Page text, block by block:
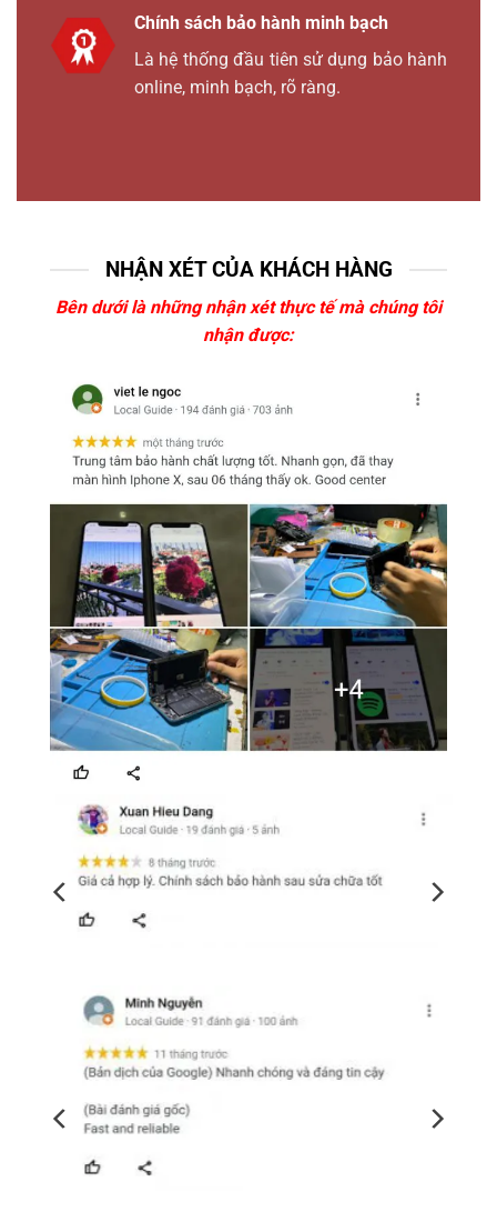
Chính sách bảo hành minh bạch
Là hệ thống đầu tiên sử dụng bảo hành
online, minh bạch, rõ ràng.
NHẬN XÉT CỦA KHÁCH HÀNG
Bên dưới là những nhận xét thực tế mà chúng tôi
nhận được: